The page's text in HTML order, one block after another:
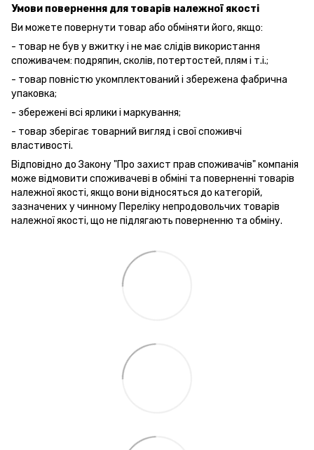
Умови повернення для товарів належної якості
Ви можете повернути товар або обміняти його, якщо:
- товар не був у вжитку і не має слідів використання
споживачем: подряпин, сколів, потертостей, плям і т.і.;
- товар повністю укомплектований і збережена фабрична
упаковка;
- збережені всі ярлики і маркування;
- товар зберігає товарний вигляд і свої споживчі
властивості.
Відповідно до Закону "Про захист прав споживачів" компанія
може відмовити споживачеві в обміні та поверненні товарів
належної якості, якщо вони відносяться до категорій,
зазначених у чинному Переліку непродовольчих товарів
належної якості, що не підлягають поверненню та обміну.